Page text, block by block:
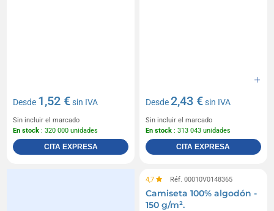
Desde 1,52 €sin IVA
Sin incluir el marcado
En stock : 320 000 unidades
CITA EXPRESA
Desde2,43 €sin IVA
Sin incluir el marcado
En stock : 313 043 unidades
CITA EXPRESA
4,7 Réf. 00010V0148365
Camiseta 100% algodón -
150 g/m².